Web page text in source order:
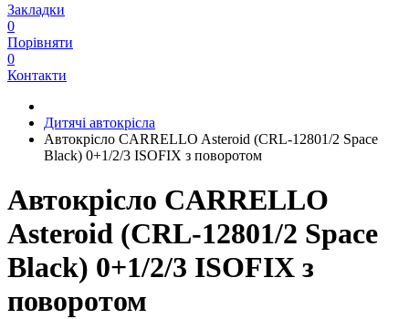
Закладки
0
Порівняти
0
Контакти
Дитячі автокрісла
Автокрісло CARRELLO Asteroid (CRL-12801/2 Space
Black) 0+1/2/3 ISOFIX з поворотом
Автокрісло CARRELLO
Asteroid (CRL-12801/2 Space
Black) 0+1/2/3 ISOFIX з
поворотом